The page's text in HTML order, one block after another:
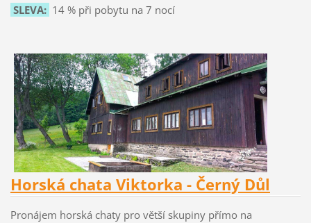
SLEVA: 14 % při pobytu na 7 nocí
Horská chata Viktorka - Černý Důl
Pronájem horská chaty pro větší skupiny přímo na